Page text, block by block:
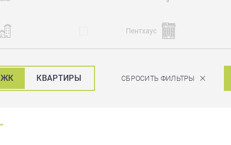
Пентхаус
ЖК КВАРТИРЫ СБРОСИТЬ ФИЛЬТРЫ